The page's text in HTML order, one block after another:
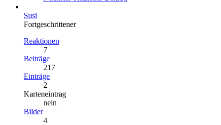
Susi
Fortgeschrittener
Reaktionen
7
Beiträge
217
Einträge
2
Karteneintrag
nein
Bilder
4